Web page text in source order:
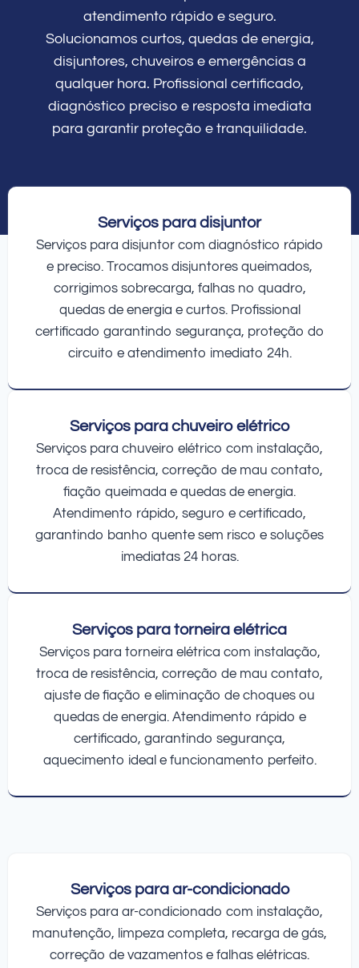
atendimento rápido e seguro.
Solucionamos curtos, quedas de energia,
disjuntores, chuveiros e emergências a
qualquer hora. Profissional certificado,
diagnóstico preciso e resposta imediata
para garantir proteção e tranquilidade.
Serviços para disjuntor
Serviços para disjuntor com diagnóstico rápido
e preciso. Trocamos disjuntores queimados,
corrigimos sobrecarga, falhas no quadro,
quedas de energia e curtos. Profissional
certificado garantindo segurança, proteção do
circuito e atendimento imediato 24h.
Serviços para chuveiro elétrico
Serviços para chuveiro elétrico com instalação,
troca de resistência, correção de mau contato,
fiação queimada e quedas de energia.
Atendimento rápido, seguro e certificado,
garantindo banho quente sem risco e soluções
imediatas 24 horas.
Serviços para torneira elétrica
Serviços para torneira elétrica com instalação,
troca de resistência, correção de mau contato,
ajuste de fiação e eliminação de choques ou
quedas de energia. Atendimento rápido e
certificado, garantindo segurança,
aquecimento ideal e funcionamento perfeito.
Serviços para ar-condicionado
Serviços para ar-condicionado com instalação,
manutenção, limpeza completa, recarga de gás,
correção de vazamentos e falhas elétricas.